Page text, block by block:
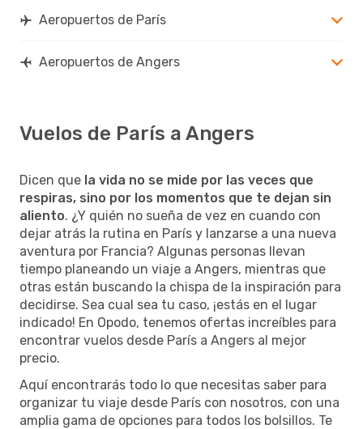
Aeropuertos de París
Aeropuertos de Angers
Vuelos de París a Angers
Dicen que la vida no se mide por las veces que
respiras, sino por los momentos que te dejan sin
aliento. ¿Y quién no sueña de vez en cuando con
dejar atrás la rutina en París y lanzarse a una nueva
aventura por Francia? Algunas personas llevan
tiempo planeando un viaje a Angers, mientras que
otras están buscando la chispa de la inspiración para
decidirse. Sea cual sea tu caso, ¡estás en el lugar
indicado! En Opodo, tenemos ofertas increíbles para
encontrar vuelos desde París a Angers al mejor
precio.
Aquí encontrarás todo lo que necesitas saber para
organizar tu viaje desde París con nosotros, con una
amplia gama de opciones para todos los bolsillos. Te